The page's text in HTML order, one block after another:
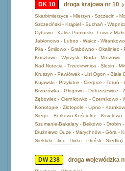
DK 10 droga krajowa nr 10
Skarbimierzyce - Mierzyn - Szczecin -
Szczeciński - Krąpiel - Suchań -
Cybowo - Kalisz Pomorski - Łowicz
Jabłonowo - Lubno - Wałcz -
Piła - Śmiłowo - Grabówno - Okaliniec
Kosztowo - Wyrzysk - Ruda - Mrozowo
Nad Notecią - Trzeciewnica - Ślesin -
Kruszyn - Pawłówek - Lisi Ogon -
Kujawski - Przyłubie - Cierpice - Toruń
Brzozówka - Głogowo - Dobrzejewice -
Zębówiec - Ciernikówko - Czernikowo -
Konotopie - Złotopole - Lipno -
Sierpc - Borkowo Kościelne - Kisielewo
Szumanie-Bakalary - Bełkowo - Drobin
Dłużniewo Duże - Marychnów - Góra -
Siekluki - Ilino - Ilinko - Płońsk - Siedlin)
DW 238 droga wojewódzka